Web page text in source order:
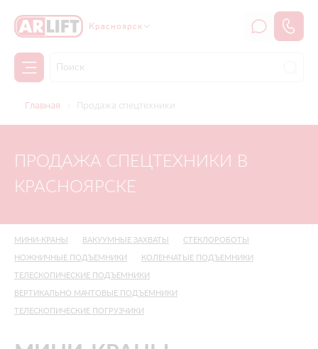
Красноярск
Главная Продажа спецтехники
ПРОДАЖА СПЕЦТЕХНИКИ В
КРАСНОЯРСКЕ
МИНИ-КРАНЫ ВАКУУМНЫЕ ЗАХВАТЫ СТЕКЛОРОБОТЫ
НОЖНИЧНЫЕ ПОДЪЕМНИКИ КОЛЕНЧАТЫЕ ПОДЪЕМНИКИ
ТЕЛЕСКОПИЧЕСКИЕ ПОДЪЕМНИКИ
ВЕРТИКАЛЬНО МАЧТОВЫЕ ПОДЪЕМНИКИ
ТЕЛЕСКОПИЧЕСКИЕ ПОГРУЗЧИКИ